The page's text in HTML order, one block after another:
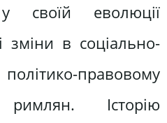
своїй еволюції
зміни в соціально-
правовому
Історію